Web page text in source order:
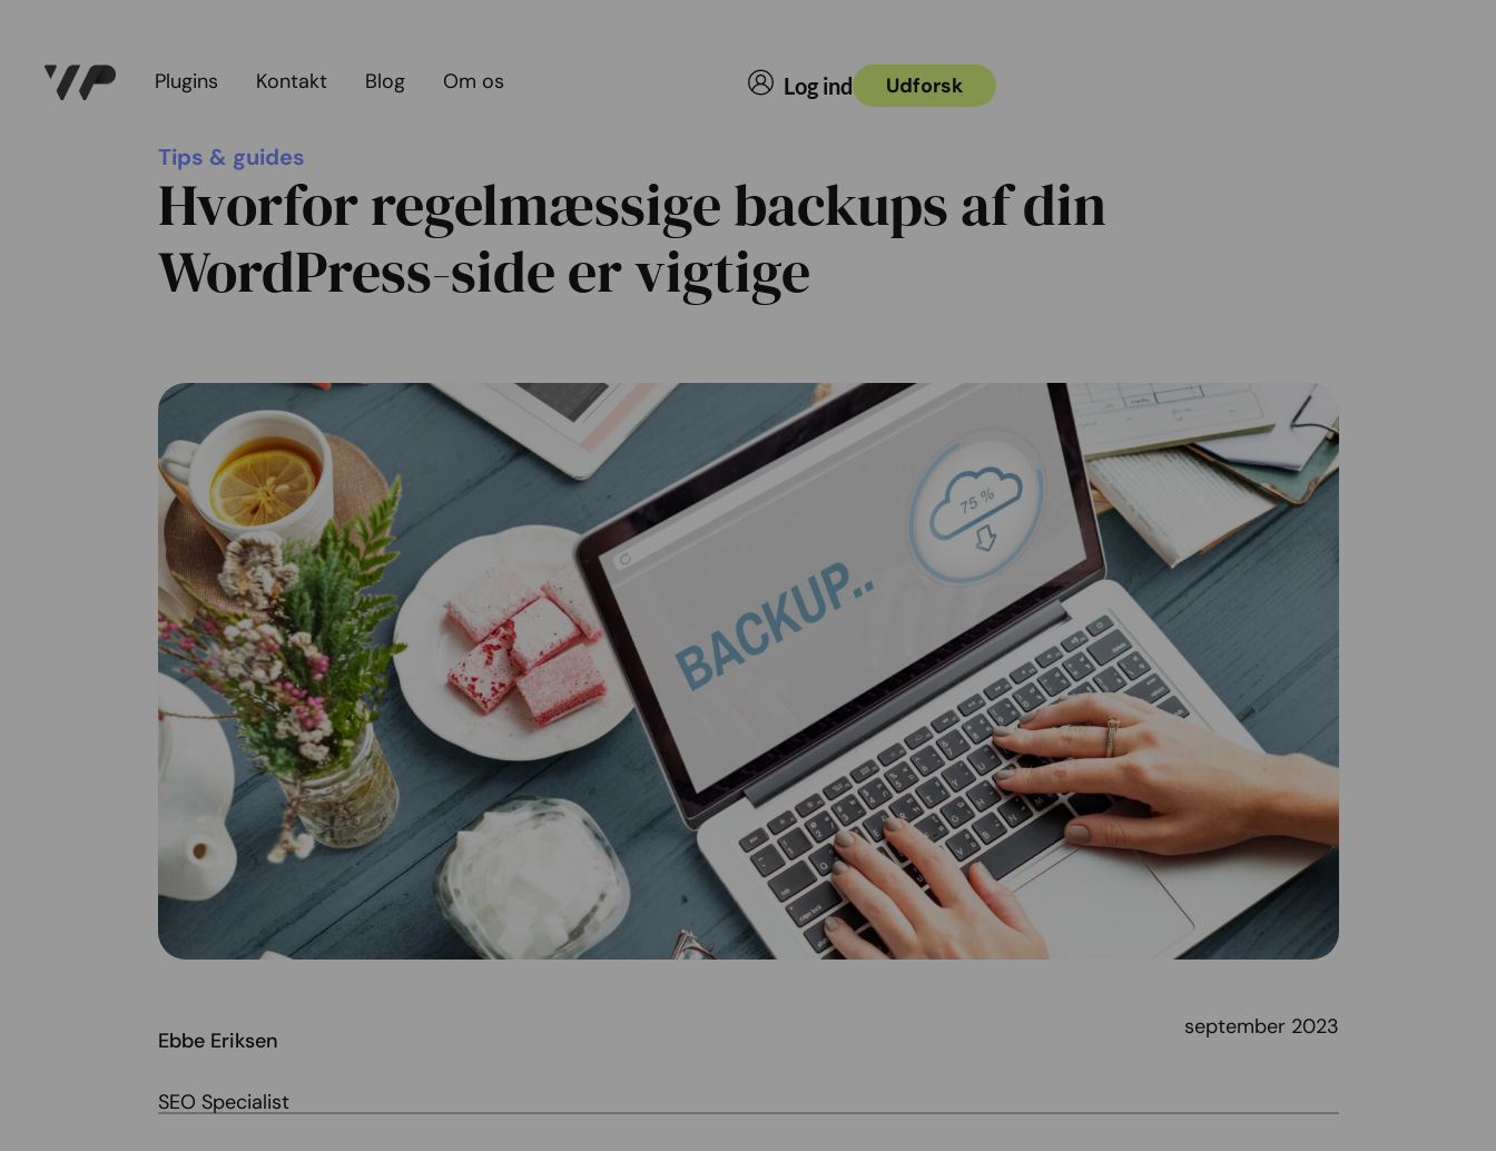
Plugins Kontakt Blog Om os Log ind Udforsk
Tips & guides
Hvorfor regelmæssige backups af din
WordPress-side er vigtige
Ebbe Eriksen
SEO Specialist
september 2023